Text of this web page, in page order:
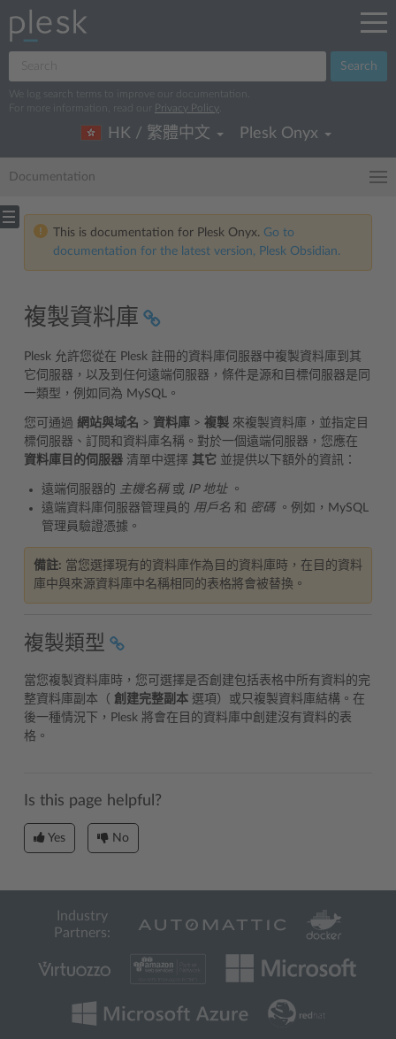
Search
We log search terms to improve our documentation.
For more information, read our
Privacy Policy
HK / 繁體中文 Plesk Onyx
Documentation
This is documentation for Plesk Onyx. Go to
documentation for the latest version, Plesk Obsidian.
複製資料庫
Plesk 允許您從在 Plesk 註冊的資料庫伺服器中複製資料庫到其
它伺服器，以及到任何遠端伺服器，條件是源和目標伺服器是同
一類型，例如同為 MySQL。
您可通過 網站與域名 > 資料庫 > 複製 來複製資料庫，並指定目
標伺服器、訂閱和資料庫名稱。對於一個遠端伺服器，您應在
資料庫目的伺服器 清單中選擇 其它 並提供以下額外的資訊：
遠端伺服器的 主機名稱 或 IP 地址。
遠端資料庫伺服器管理員的 用戶名 和 密碼。例如，MySQL
管理員驗證憑據。
備註: 當您選擇現有的資料庫作為目的資料庫時，在目的資料
庫中與來源資料庫中名稱相同的表格將會被替換。
複製類型
當您複製資料庫時，您可選擇是否創建包括表格中所有資料的完
整資料庫副本（ 創建完整副本 選項）或只複製資料庫結構。在
後一種情況下，Plesk 將會在目的資料庫中創建沒有資料的表
格。
Is this page helpful?
Yes No
Industry
Partners: